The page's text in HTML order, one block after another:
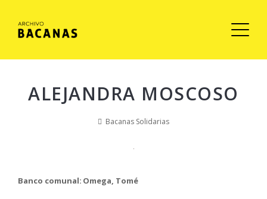
ALEJANDRA MOSCOSO
Bacanas Solidarias
Banco comunal: Omega, Tomé